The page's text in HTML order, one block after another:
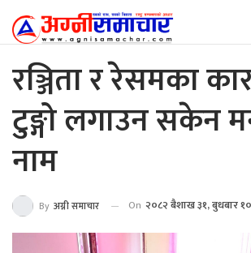
रञ्जिता र रेसमका
टुङ्गो लगाउन सकेन
नाम
By अग्नी समाचार On २०८२ बैशाख ३१, बुधबार